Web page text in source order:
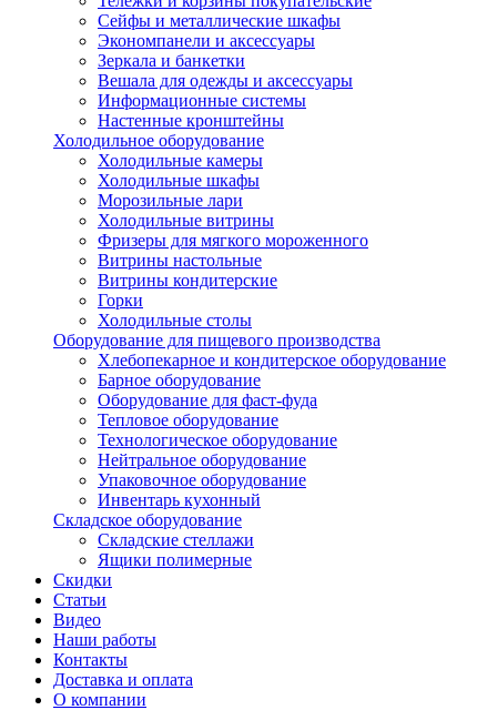
Сейфы и металлические шкафы
Экономпанели и аксессуары
Зеркала и банкетки
Вешала для одежды и аксессуары
Информационные системы
Настенные кронштейны
Холодильное оборудование
Холодильные камеры
Холодильные шкафы
Морозильные лари
Холодильные витрины
Фризеры для мягкого мороженного
Витрины настольные
Витрины кондитерские
Горки
Холодильные столы
Оборудование для пищевого производства
Хлебопекарное и кондитерское оборудование
Барное оборудование
Оборудование для фаст-фуда
Тепловое оборудование
Технологическое оборудование
Нейтральное оборудование
Упаковочное оборудование
Инвентарь кухонный
Складское оборудование
Складские стеллажи
Ящики полимерные
Скидки
Статьи
Видео
Наши работы
Контакты
Доставка и оплата
О компании